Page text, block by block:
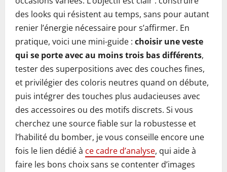
des looks qui résistent au temps, sans pour autant
renier l’énergie nécessaire pour s’affirmer. En
pratique, voici une mini-guide : choisir une veste
qui se porte avec au moins trois bas différents,
tester des superpositions avec des couches fines,
et privilégier des coloris neutres quand on débute,
puis intégrer des touches plus audacieuses avec
des accessoires ou des motifs discrets. Si vous
cherchez une source fiable sur la robustesse et
l’habilité du bomber, je vous conseille encore une
fois le lien dédié à ce cadre d’analyse, qui aide à
faire les bons choix sans se contenter d’images